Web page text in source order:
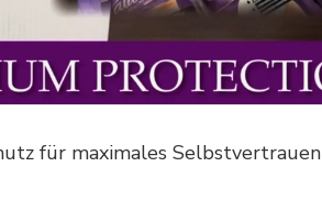
für maximales Selbstvertrauen